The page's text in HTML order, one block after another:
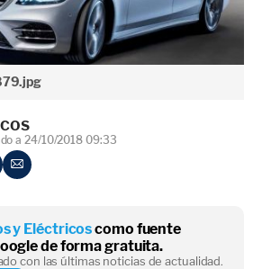
a 24/10/2018 09:33
y Eléctricoscomo fuente
de forma gratuita.
con las últimas noticias de actualidad.